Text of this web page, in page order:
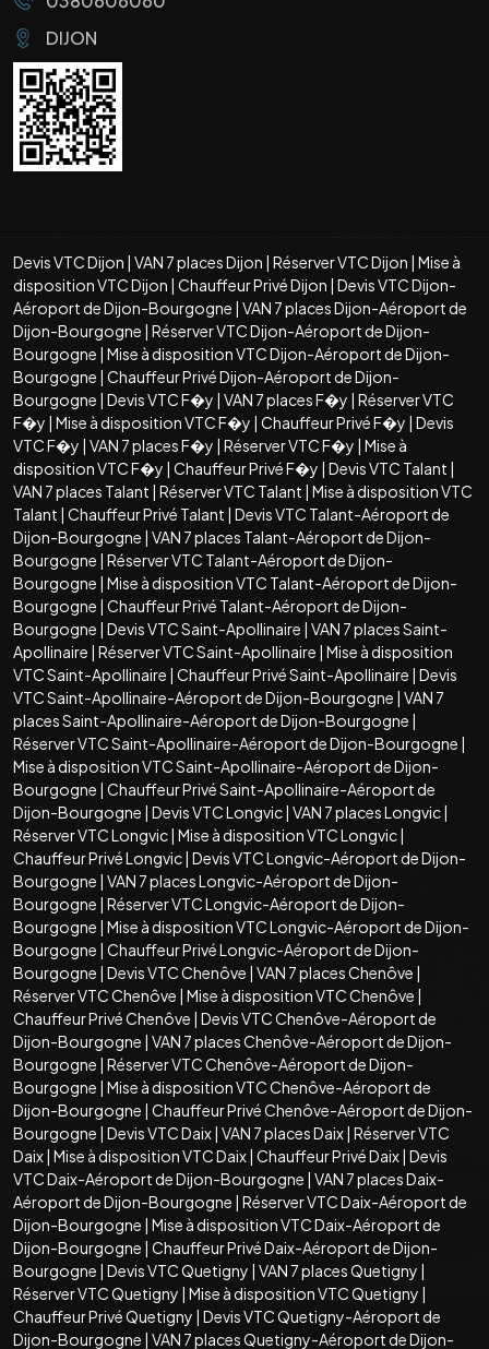
DIJON
Devis VTC Dijon | VAN 7 places Dijon | Réserver VTC Dijon | Mise à
disposition VTC Dijon | Chauffeur Privé Dijon | Devis VTC Dijon-
Aéroport de Dijon-Bourgogne | VAN 7 places Dijon-Aéroport de
Dijon-Bourgogne | Réserver VTC Dijon-Aéroport de Dijon-
Bourgogne | Mise à disposition VTC Dijon-Aéroport de Dijon-
Bourgogne | Chauffeur Privé Dijon-Aéroport de Dijon-
Bourgogne | Devis VTC F�y | VAN 7 places F�y | Réserver VTC
F�y | Mise à disposition VTC F�y | Chauffeur Privé F�y | Devis
VTC F�y | VAN 7 places F�y | Réserver VTC F�y | Mise à
disposition VTC F�y | Chauffeur Privé F�y | Devis VTC Talant |
VAN 7 places Talant | Réserver VTC Talant | Mise à disposition VTC
Talant | Chauffeur Privé Talant | Devis VTC Talant-Aéroport de
Dijon-Bourgogne | VAN 7 places Talant-Aéroport de Dijon-
Bourgogne | Réserver VTC Talant-Aéroport de Dijon-
Bourgogne | Mise à disposition VTC Talant-Aéroport de Dijon-
Bourgogne | Chauffeur Privé Talant-Aéroport de Dijon-
Bourgogne | Devis VTC Saint-Apollinaire | VAN 7 places Saint-
Apollinaire | Réserver VTC Saint-Apollinaire | Mise à disposition
VTC Saint-Apollinaire | Chauffeur Privé Saint-Apollinaire | Devis
VTC Saint-Apollinaire-Aéroport de Dijon-Bourgogne | VAN 7
places Saint-Apollinaire-Aéroport de Dijon-Bourgogne |
Réserver VTC Saint-Apollinaire-Aéroport de Dijon-Bourgogne |
Mise à disposition VTC Saint-Apollinaire-Aéroport de Dijon-
Bourgogne | Chauffeur Privé Saint-Apollinaire-Aéroport de
Dijon-Bourgogne | Devis VTC Longvic| VAN 7 places Longvic|
Réserver VTC Longvic| Mise à disposition VTC Longvic|
Chauffeur Privé Longvic| Devis VTC Longvic-Aéroport de Dijon-
Bourgogne | VAN 7 places Longvic-Aéroport de Dijon-
Bourgogne | Réserver VTC Longvic-Aéroport de Dijon-
Bourgogne | Mise à disposition VTC Longvic-Aéroport de Dijon-
Bourgogne | Chauffeur Privé Longvic-Aéroport de Dijon-
Bourgogne | Devis VTC Chenôve | VAN 7 places Chenôve |
Réserver VTC Chenôve | Mise à disposition VTC Chenôve |
Chauffeur Privé Chenôve | Devis VTC Chenôve-Aéroport de
Dijon-Bourgogne | VAN 7 places Chenôve-Aéroport de Dijon-
Bourgogne | Réserver VTC Chenôve-Aéroport de Dijon-
Bourgogne | Mise à disposition VTC Chenôve-Aéroport de
Dijon-Bourgogne | Chauffeur Privé Chenôve-Aéroport de Dijon-
Bourgogne | Devis VTC Daix| VAN 7 places Daix| Réserver VTC
Daix| Mise à disposition VTC Daix| Chauffeur Privé Daix| Devis
VTC Daix-Aéroport de Dijon-Bourgogne | VAN 7 places Daix-
Aéroport de Dijon-Bourgogne | Réserver VTC Daix-Aéroport de
Dijon-Bourgogne | Mise à disposition VTC Daix-Aéroport de
Dijon-Bourgogne | Chauffeur Privé Daix-Aéroport de Dijon-
Bourgogne | Devis VTC Quetigny | VAN 7 places Quetigny |
Réserver VTC Quetigny | Mise à disposition VTC Quetigny |
Chauffeur Privé Quetigny | Devis VTC Quetigny-Aéroport de
Dijon-Bourgogne | VAN 7 places Quetigny-Aéroport de Dijon-